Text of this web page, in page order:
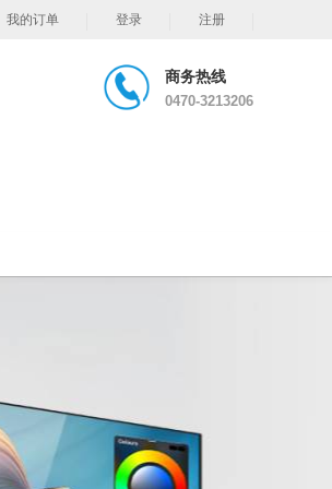
我的订单 登录 注册
商务热线
0470-3213206